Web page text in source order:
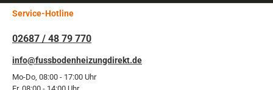
Service-Hotline
02687 / 48 79 770
info@fussbodenheizungdirekt.de
Mo-Do, 08:00 - 17:00 Uhr